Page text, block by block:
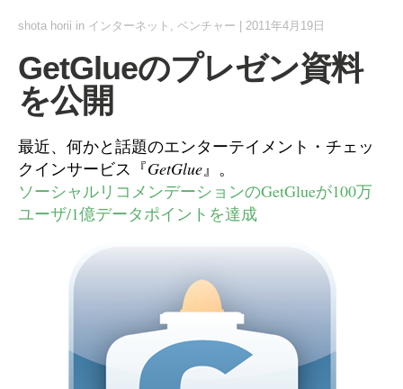
shota horii in インターネット , ベンチャー 2011年4月19日
GetGlueのプレゼン資料
を公開
最近、何かと話題のエンターテイメント・チェッ
クインサービス『GetGlue』。
ソーシャルリコメンデーションのGetGlueが100万
ユーザ/1億データポイントを達成